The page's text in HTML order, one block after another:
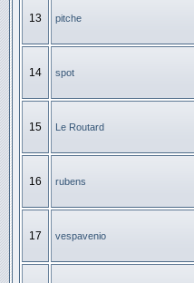
13 pitche
14 spot
15 Le Routard
16 rubens
17 vespavenio